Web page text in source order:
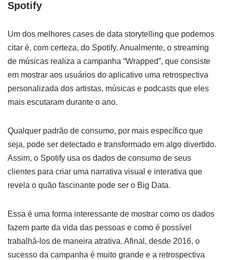
Spotify
Um dos melhores cases de data storytelling que podemos
citar é, com certeza, do Spotify. Anualmente, o streaming
de músicas realiza a campanha “Wrapped”, que consiste
em mostrar aos usuários do aplicativo uma retrospectiva
personalizada dos artistas, músicas e podcasts que eles
mais escutaram durante o ano.
Qualquer padrão de consumo, por mais específico que
seja, pode ser detectado e transformado em algo divertido.
Assim, o Spotify usa os dados de consumo de seus
clientes para criar uma narrativa visual e interativa que
revela o quão fascinante pode ser o Big Data.
Essa é uma forma interessante de mostrar como os dados
fazem parte da vida das pessoas e como é possível
trabalhá-los de maneira atrativa. Afinal, desde 2016, o
sucesso da campanha é muito grande e a retrospectiva